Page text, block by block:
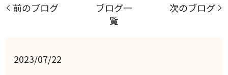
前のブログ
ブログ一
覧
次のブログ
2023/07/22